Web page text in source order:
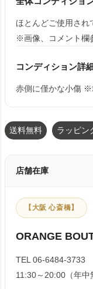
ほとんどご使用され
※画像、コメント欄
コンディション詳
赤側に僅かな小傷
送料無料 ラッピン
店舗在庫
【大阪 心斎橋】
ORANGE
TEL 06-6484-3733
11:30～20:00（年中